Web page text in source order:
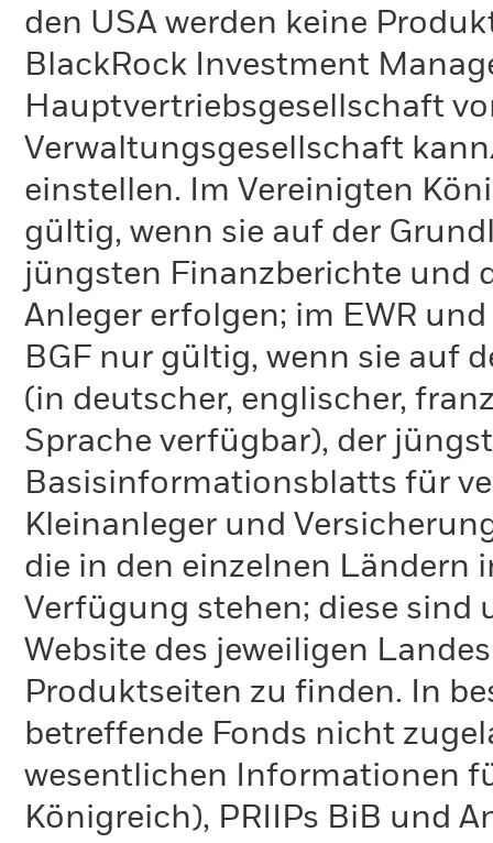
den USA werden keine
BlackRock Investment
Hauptvertriebsgesellschaft
Verwaltungsgesellschaft
einstellen. Im Vereinigten
gültig, wenn sie auf der
jüngsten Finanzberichte und
Anleger erfolgen; im EWR
BGF nur gültig, wenn sie auf
(in deutscher, englischer,
Sprache verfügbar), der
Basisinformationsblatts für
Kleinanleger und
die in den einzelnen Ländern
Verfügung stehen; diese sind
Website des jeweiligen
Produktseiten zu finden. In
betreffende Fonds nicht
wesentlichen Informationen
Königreich), PRIIPs BiB und